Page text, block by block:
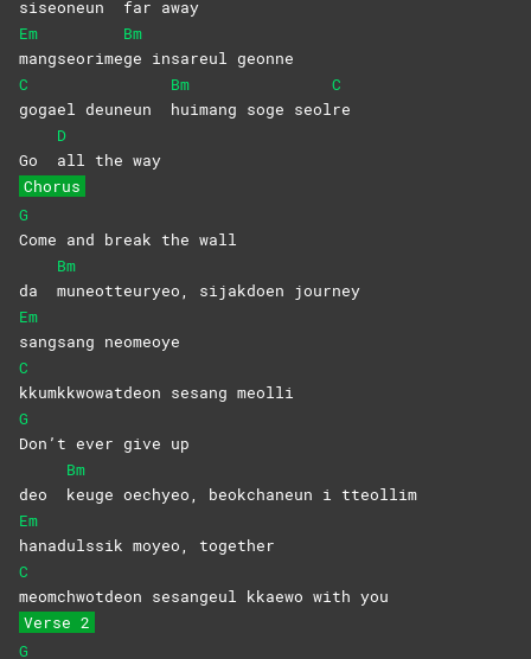
siseoneun
far away
Em
mangseorime
Bm
ge insareul geonne
C
gogael deuneun
Bm
huimang soge seol
C
re
Go
D
all the way
Chorus
G
Come and break the wall
da
Bm
muneotteuryeo, sijakdoen journey
Em
sangsang neomeoye
C
kkumkkwowatdeon sesang meolli
G
Don’t ever give up
deo
Bm
keuge oechyeo, beokchaneun i tteollim
Em
hanadulssik moyeo, together
C
meomchwotdeon sesangeul kkaewo with you
Verse 2
G